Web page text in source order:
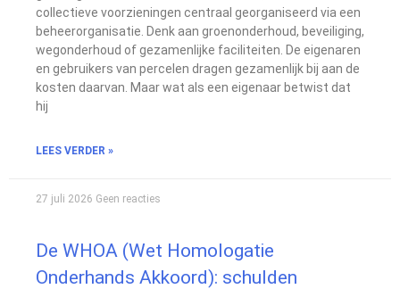
collectieve voorzieningen centraal georganiseerd via een
beheerorganisatie. Denk aan groenonderhoud, beveiliging,
wegonderhoud of gezamenlijke faciliteiten. De eigenaren
en gebruikers van percelen dragen gezamenlijk bij aan de
kosten daarvan. Maar wat als een eigenaar betwist dat
hij
LEES VERDER »
27 juli 2026 Geen reacties
De WHOA (Wet Homologatie
Onderhands Akkoord): schulden